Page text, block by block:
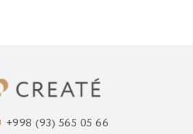
+998 (93) 565 05 66